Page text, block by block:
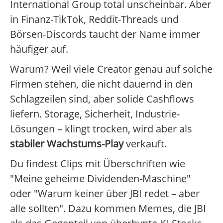
International Group total unscheinbar. Aber
in Finanz-TikTok, Reddit-Threads und
Börsen-Discords taucht der Name immer
häufiger auf.
Warum? Weil viele Creator genau auf solche
Firmen stehen, die nicht dauernd in den
Schlagzeilen sind, aber solide Cashflows
liefern. Storage, Sicherheit, Industrie-
Lösungen – klingt trocken, wird aber als
stabiler Wachstums-Playverkauft.
Du findest Clips mit Überschriften wie
"Meine geheime Dividenden-Maschine"
oder "Warum keiner über JBI redet – aber
alle sollten". Dazu kommen Memes, die JBI